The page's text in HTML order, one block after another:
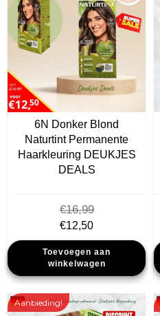
6N Donker Blond
Naturtint Permanente
Haarkleuring DEUKJES
DEALS
€16,99
Oorspronkelijke
prijs
was:
€16,99.
€12,50Huidige
prijs
is:
€12,50.
Toevoegen aan
winkelwagen
Aanbieding!